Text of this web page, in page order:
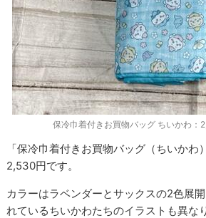
保冷巾着付きお買物バッグ ちいかわ：
「保冷巾着付きお買物バッグ（ちいかわ
2,530円です。
カラーはラベンダーとサックスの2色展
れているちいかわたちのイラストも異な